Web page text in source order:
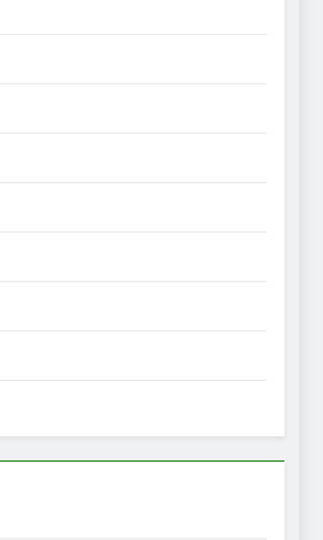
chỉ có trên VinFast VF8